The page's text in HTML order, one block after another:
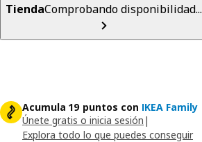
TiendaComprobando disponibilidad...
Acumula 19 puntos con IKEA Family
Únete gratis o inicia sesión |
Explora todo lo que puedes conseguir